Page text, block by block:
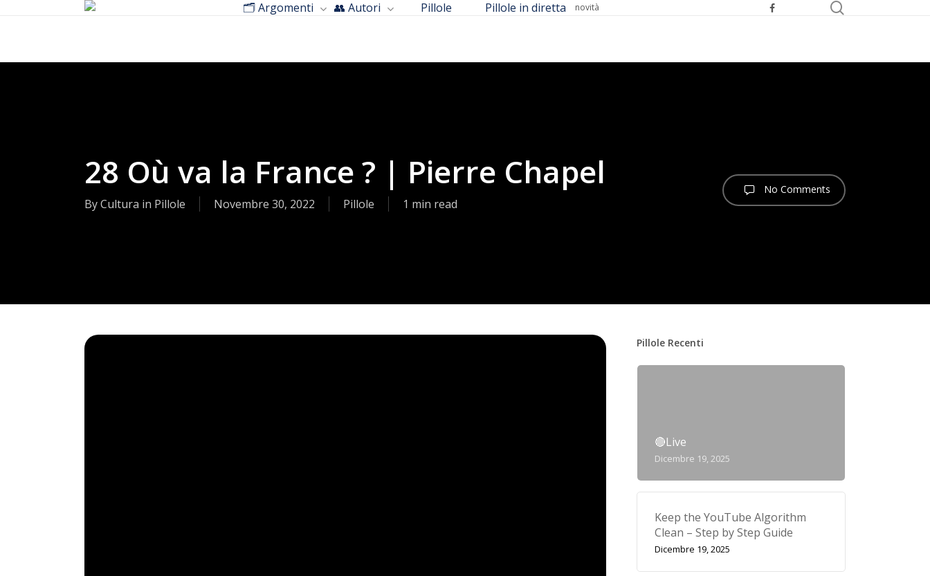
content
🗂️ Argomenti 👥 Autori Pillole Pillole in diretta novità facebook telegram
28 Où va la France ? | Pierre Chapel
ByCultura in Pillole Novembre 30, 2022 Pillole 1 min read
No Comments
Pillole Recenti
🔴Live
Dicembre 19, 2025
Keep the YouTube Algorithm
Clean – Step by Step Guide
Dicembre 19, 2025